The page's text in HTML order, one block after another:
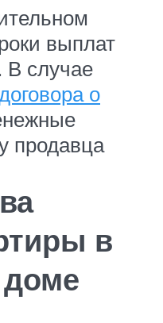
выплат
случае
о
продавца
в